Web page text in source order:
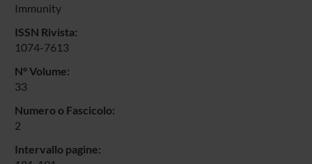
Immunity
ISSN Rivista:
1074-7613
N° Volume:
33
Numero o Fascicolo:
2
Intervallo pagine: